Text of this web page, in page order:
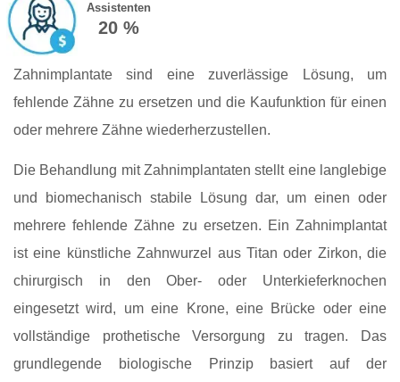
Assistenten
20 %
Zahnimplantate sind eine zuverlässige Lösung, um
fehlende Zähne zu ersetzen und die Kaufunktion für einen
oder mehrere Zähne wiederherzustellen.
Die Behandlung mit Zahnimplantaten stellt eine langlebige
und biomechanisch stabile Lösung dar, um einen oder
mehrere fehlende Zähne zu ersetzen. Ein Zahnimplantat
ist eine künstliche Zahnwurzel aus Titan oder Zirkon, die
chirurgisch in den Ober- oder Unterkieferknochen
eingesetzt wird, um eine Krone, eine Brücke oder eine
vollständige prothetische Versorgung zu tragen. Das
grundlegende biologische Prinzip basiert auf der